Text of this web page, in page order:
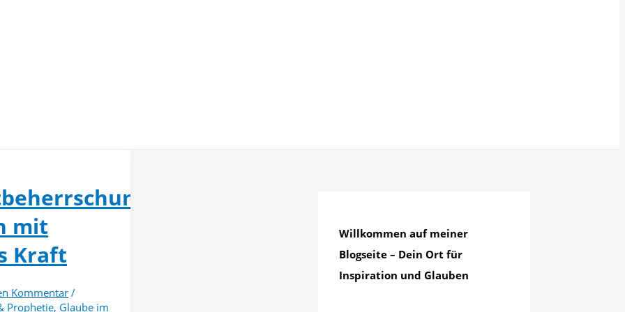
mit
Kraft
Kommentar /
Prophetie, Glaube im
Willkommen auf meiner
Blogseite – Dein Ort für
Inspiration und Glauben